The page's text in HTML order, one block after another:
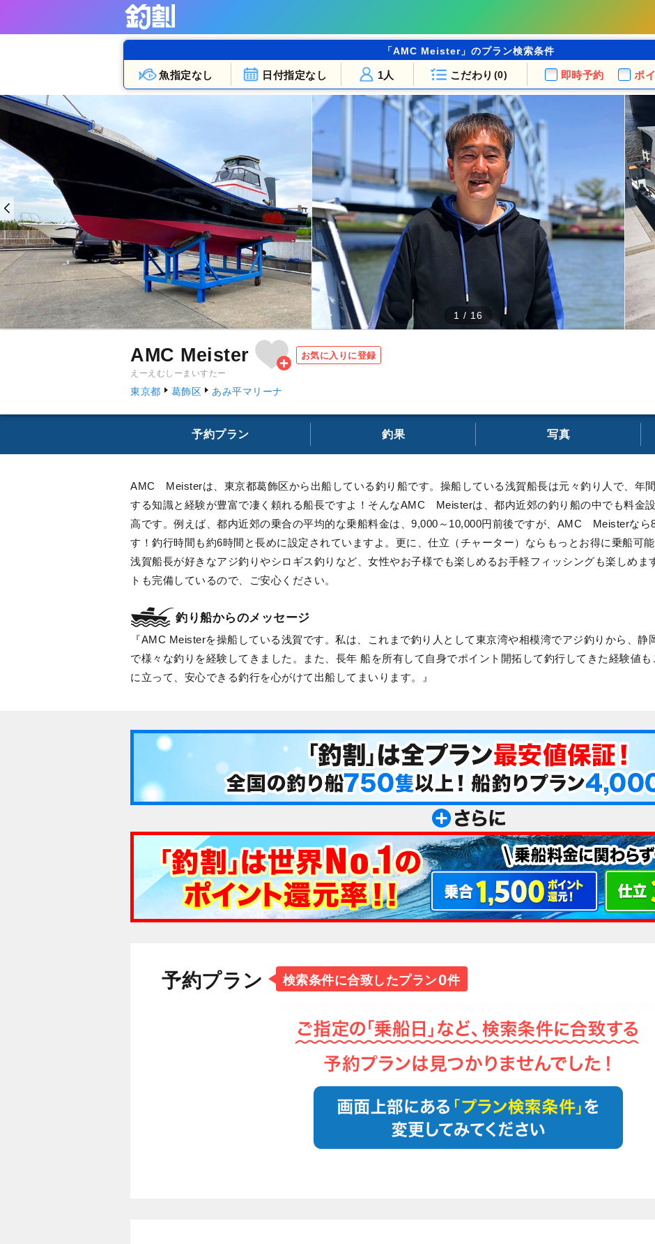
「AMC Meister」のプラン検索条件
魚指定なし 日付指定なし こだわり (0)
1人 即時予約 ポ
1 / 16
AMC Meister
えーえむしーまいすたー
お気に入りに登録
東京都 葛飾区 あみ平マリーナ
予約プラン 釣果 写真
AMC Meisterは、東京都葛飾区から出船している釣り船です。操船している浅賀船長は元々釣り人で、年
する知識と経験が豊富で凄く頼れる船長ですよ！そんなAMC Meisterは、都内近郊の釣り船の中でも料金
高です。例えば、都内近郊の乗合の平均的な乗船料金は、9,000～10,000円前後ですが、AMC Meisterなら
す！釣行時間も約6時間と長めに設定されていますよ。更に、仕立（チャーター）ならもっとお得に乗船可
浅賀船長が好きなアジ釣りやシロギス釣りなど、女性やお子様でも楽しめるお手軽フィッシングも楽しめま
トも完備しているので、ご安心ください。
釣り船からのメッセージ
AMC Meisterを操船している浅賀です。私は、これまで釣り人として東京湾や相模湾でアジ釣りから、静
で様々な釣りを経験してきました。また、長年 船を所有して自身でポイント開拓して釣行してきた経験値
に立って、安心できる釣行を心がけて出船してまいります。
予約プラン 検索条件に合致したプラン0件